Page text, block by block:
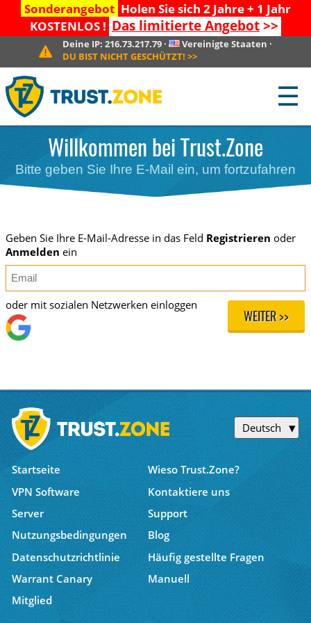
Sonderangebot Holen Sie sich 2 Jahre + 1 Jahr
KOSTENLOS ! Das limitierte Angebot>>
Deine IP:216.73.217.79 · Vereinigte Staaten ·
DU BIST NICHT GESCHÜTZT! >>
☰
Willkommen bei Trust.Zone
Bitte geben Sie Ihre E-Mail ein, um fortzufahren
Geben Sie Ihre E-Mail-Adresse in das Feld Registrieren oder
Anmelden ein
WEITER >>
oder mit sozialen Netzwerken einloggen
Deutsch
Startseite
Wieso Trust.Zone?
VPN Software
Kontaktiere uns
Server
Support
Nutzungsbedingungen
Blog
Datenschutzrichtlinie
Häufig gestellte Fragen
Warrant Canary
Manuell
Mitglied